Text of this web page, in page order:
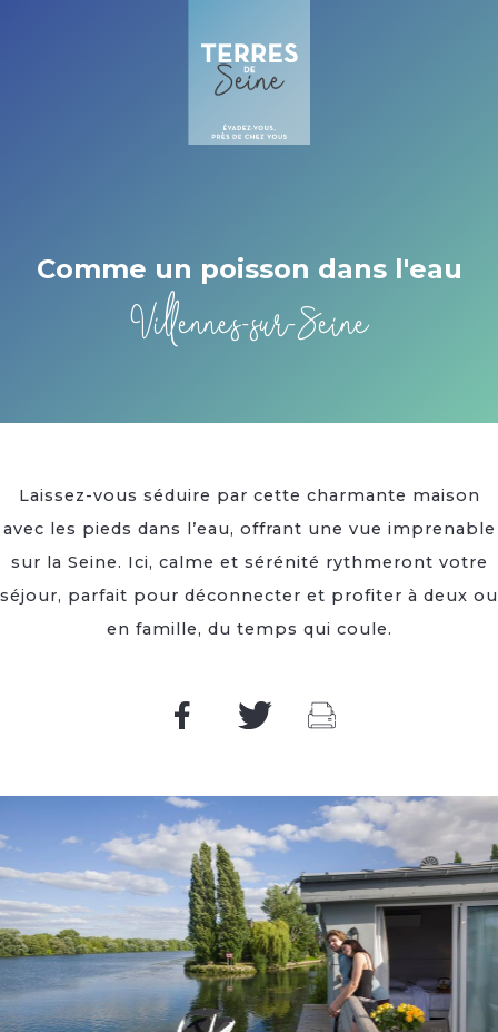
Comme un poisson dans l'eau
Villennes-sur-Seine
Laissez-vous séduire par cette charmante maison
avec les pieds dans l’eau, offrant une vue imprenable
sur la Seine. Ici, calme et sérénité rythmeront votre
séjour, parfait pour déconnecter et profiter à deux ou
en famille, du temps qui coule.